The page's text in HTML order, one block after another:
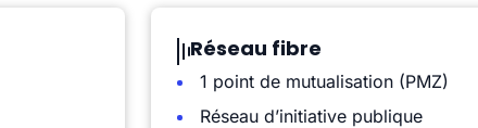
Réseau fibre
1 point de mutualisation (PMZ)
Réseau d’initiative publique